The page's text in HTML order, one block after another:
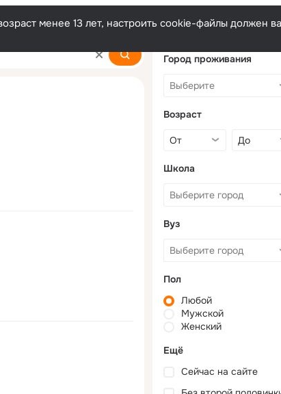
менее 13 лет, настроить cookie-файлы должен
Город проживания
Возраст
Школа
Вуз
Пол
Любой
Мужской
Женский
Ещё
Сейчас на сайте